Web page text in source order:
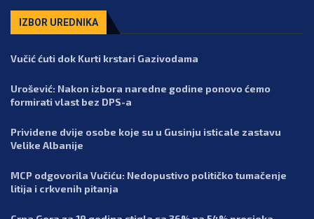
IZBOR UREDNIKA
Vučić ćuti dok Kurti krstari Gazivodama
Urošević: Nakon izbora naredne godine ponovo ćemo
formirati vlast bez DPS-a
Prividene dvije osobe koje su u Gusinju isticale zastavu
Velike Albanije
MCP odgovorila Vučiću: Nedopustivo političko tumačenje
litija i crkvenih pitanja